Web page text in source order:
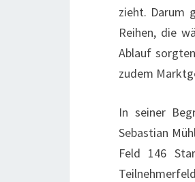
zieht. Darum
Reihen, die
Ablauf
zudem
In seiner
Sebastian
Feld 146